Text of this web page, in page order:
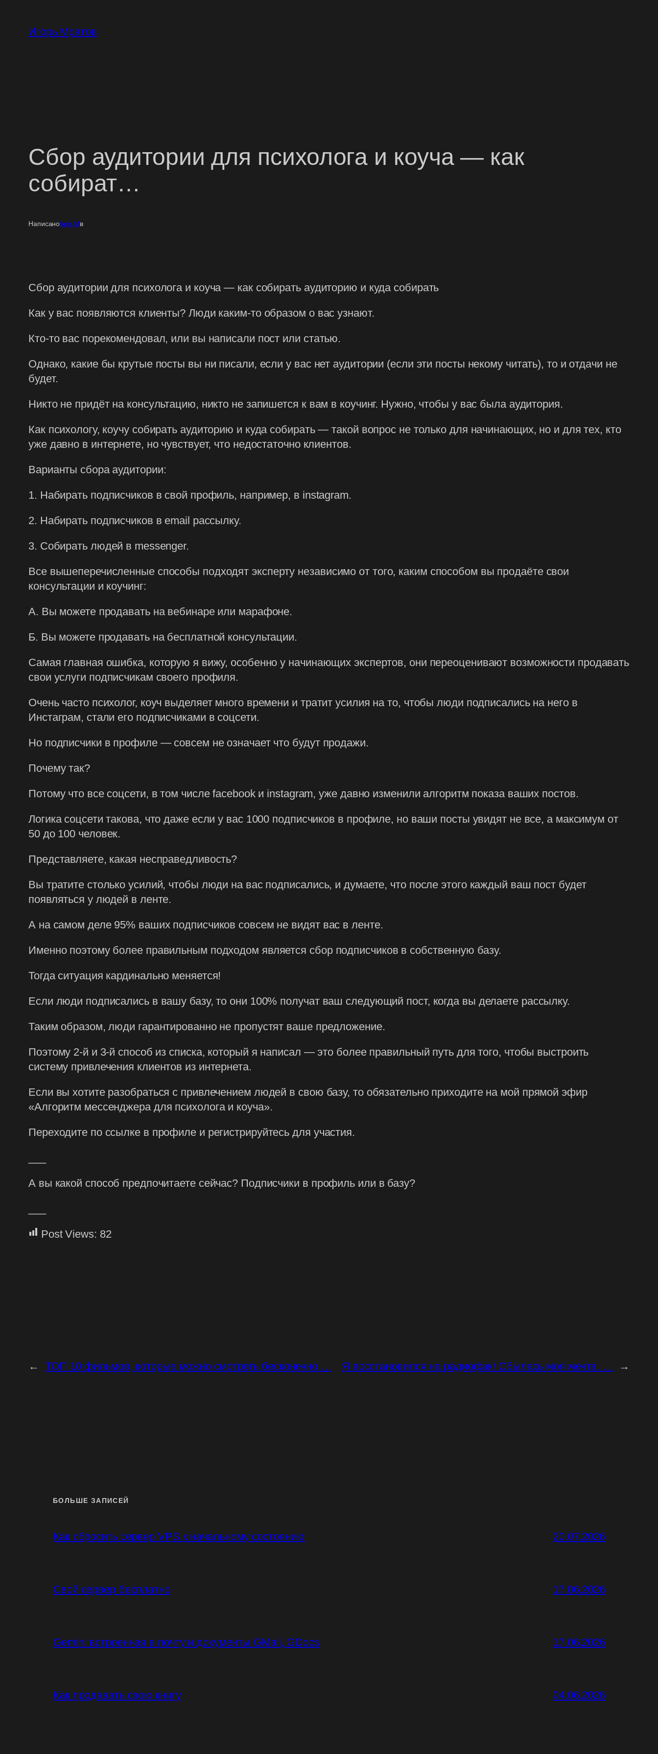
содержимому
Игорь Мратов
Сбор аудитории для психолога и коуча — как
собират…
НаписаноIgor Mв
Сбор аудитории для психолога и коуча — как собирать аудиторию и куда собирать
Как у вас появляются клиенты? Люди каким-то образом о вас узнают.
Кто-то вас порекомендовал, или вы написали пост или статью.
Однако, какие бы крутые посты вы ни писали, если у вас нет аудитории (если эти посты некому читать), то и отдачи не
будет.
Никто не придёт на консультацию, никто не запишется к вам в коучинг. Нужно, чтобы у вас была аудитория.
Как психологу, коучу собирать аудиторию и куда собирать — такой вопрос не только для начинающих, но и для тех, кто
уже давно в интернете, но чувствует, что недостаточно клиентов.
Варианты сбора аудитории:
1. Набирать подписчиков в свой профиль, например, в instagram.
2. Набирать подписчиков в email рассылку.
3. Собирать людей в messenger.
Все вышеперечисленные способы подходят эксперту независимо от того, каким способом вы продаёте свои
консультации и коучинг:
А. Вы можете продавать на вебинаре или марафоне.
Б. Вы можете продавать на бесплатной консультации.
Самая главная ошибка, которую я вижу, особенно у начинающих экспертов, они переоценивают возможности продавать
свои услуги подписчикам своего профиля.
Очень часто психолог, коуч выделяет много времени и тратит усилия на то, чтобы люди подписались на него в
Инстаграм, стали его подписчиками в соцсети.
Но подписчики в профиле — совсем не означает что будут продажи.
Почему так?
Потому что все соцсети, в том числе facebook и instagram, уже давно изменили алгоритм показа ваших постов.
Логика соцсети такова, что даже если у вас 1000 подписчиков в профиле, но ваши посты увидят не все, а максимум от
50 до 100 человек.
Представляете, какая несправедливость?
Вы тратите столько усилий, чтобы люди на вас подписались, и думаете, что после этого каждый ваш пост будет
появляться у людей в ленте.
А на самом деле 95% ваших подписчиков совсем не видят вас в ленте.
Именно поэтому более правильным подходом является сбор подписчиков в собственную базу.
Тогда ситуация кардинально меняется!
Если люди подписались в вашу базу, то они 100% получат ваш следующий пост, когда вы делаете рассылку.
Таким образом, люди гарантированно не пропустят ваше предложение.
Поэтому 2-й и 3-й способ из списка, который я написал — это более правильный путь для того, чтобы выстроить
систему привлечения клиентов из интернета.
Если вы хотите разобраться с привлечением людей в свою базу, то обязательно приходите на мой прямой эфир
«Алгоритм мессенджера для психолога и коуча».
Переходите по ссылке в профиле и регистрируйтесь для участия.
А вы какой способ предпочитаете сейчас? Подписчики в профиль или в базу?
Post Views: 82
← ТОП 10 фильмов, которые можно смотреть бесконечно … Я восстановился на радиофак! Сбылась моя мечта. … →
БОЛЬШЕ ЗАПИСЕЙ
Как сбросить сервер VPS к начальному состоянию 20.07.2026
Свой сервер бесплатно 17.06.2026
Gemini встроенная в почту и документы GMail, GDocs 17.06.2026
Как продавать свою книгу 04.06.2026